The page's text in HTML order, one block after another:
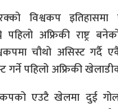
विश्वकप
पहिलो अफ्रिकी राष्ट्र
चौथो असिस्ट गर्दै
गर्ने पहिलो अफ्रिकी
एउटै खेलमा दुई गोल